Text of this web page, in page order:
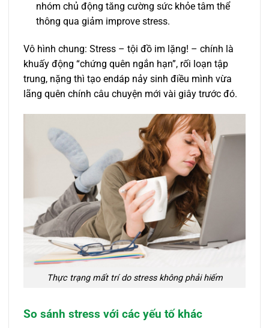
nhóm chủ động tăng cường sức khỏe tâm thể
thông qua giảm improve stress.
Vô hình chung: Stress – tội đồ im lặng! – chính là
khuấy động “chứng quên ngắn hạn”, rối loạn tập
trung, nặng thì tạo endáp nảy sinh điều mình vừa
lãng quên chính câu chuyện mới vài giây trước đó.
Thực trạng mất trí do stress không phải hiếm
So sánh stress với các yếu tố khác